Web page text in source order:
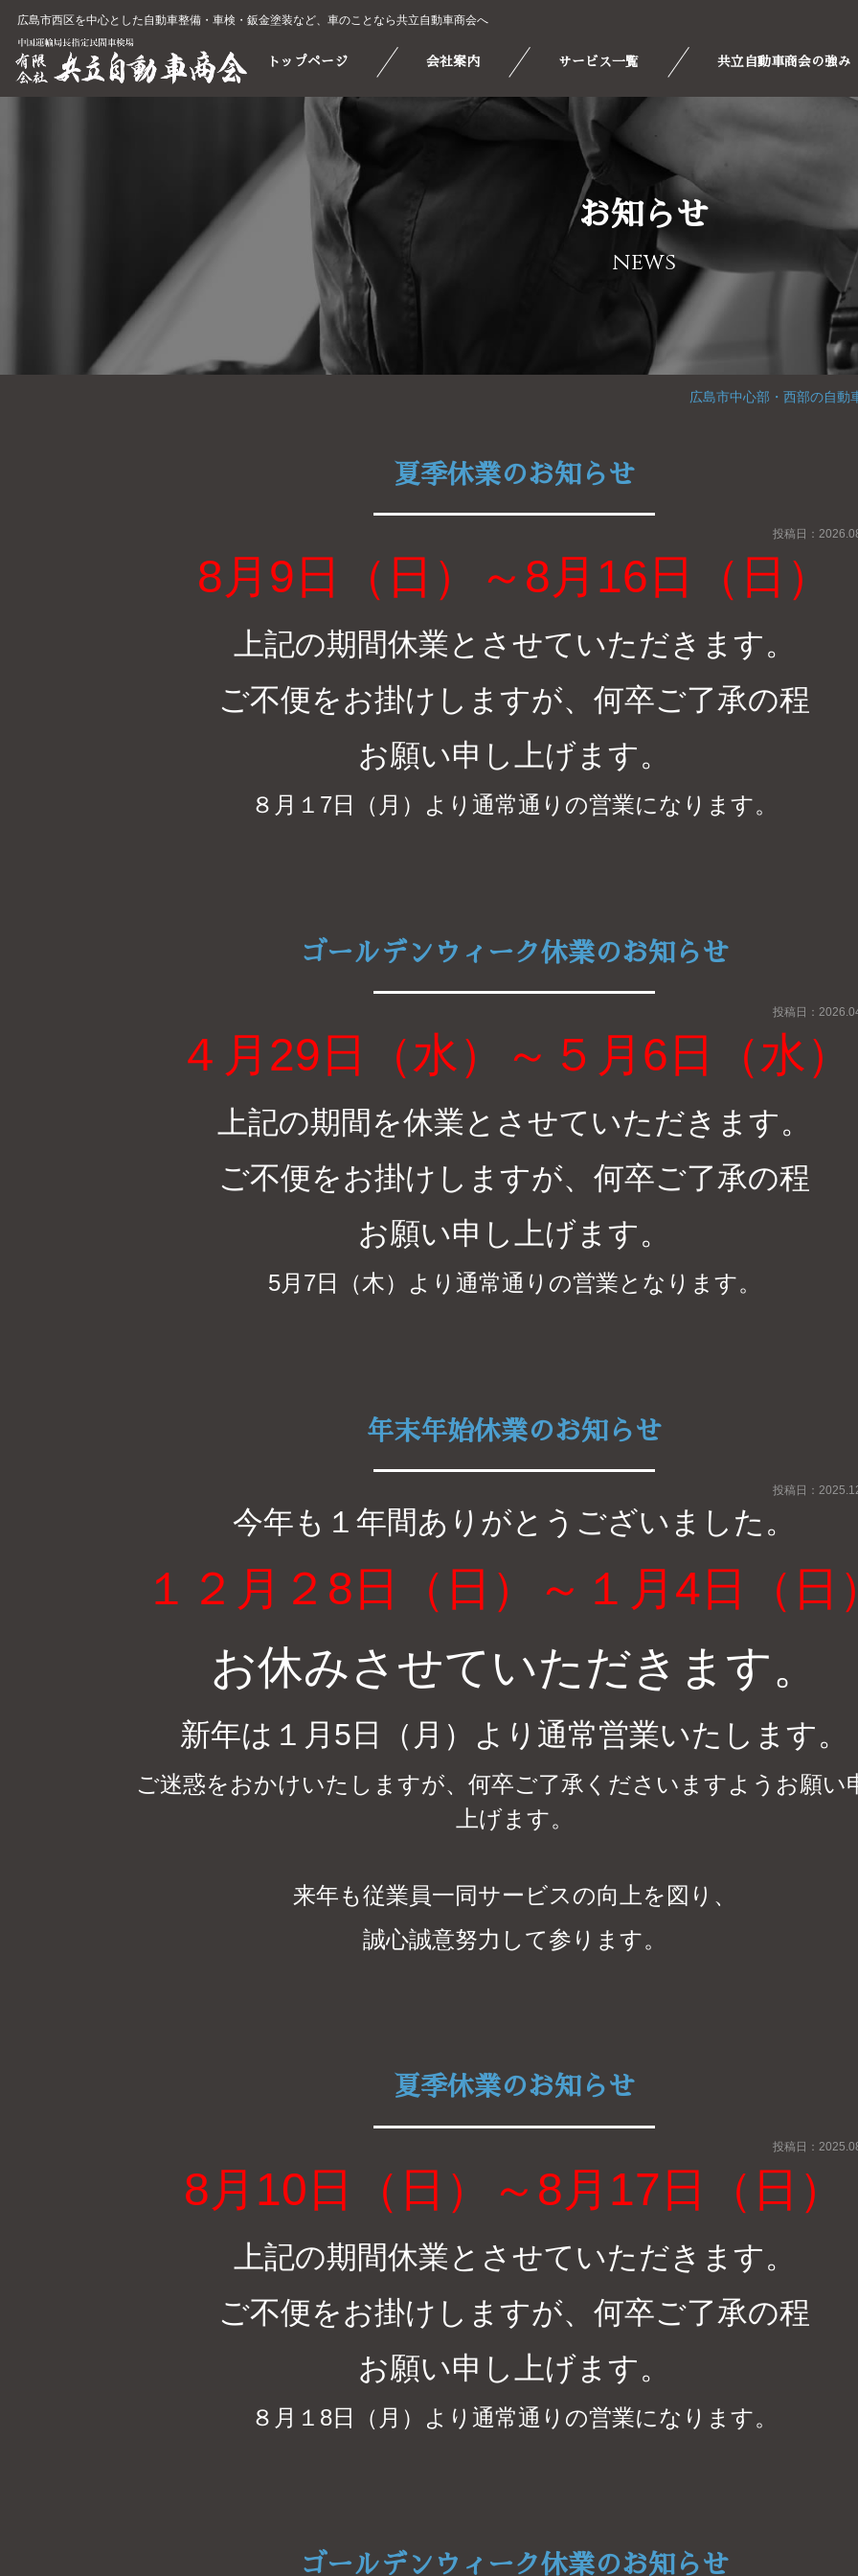
広島市西区を中心とした自動車整備・車検・鈑金塗装など、車のことなら共立自動車商会へ
トップページ 会社案内 サービス一覧 共立自動車商会の強み
お知らせ
news
広島市中心部・西部の自動
夏季休業のお知らせ
投稿日：
8月9日（日）～8月16日（日）
上記の期間休業とさせていただきます。
ご不便をお掛けしますが、何卒ご了承の程
お願い申し上げます。
８月１7日（月）より通常通りの営業になります。
ゴールデンウィーク休業のお知らせ
投稿日：
４月29日（水）～５月6日（水）
上記の期間を休業とさせていただきます。
ご不便をお掛けしますが、何卒ご了承の程
お願い申し上げます。
5月7日（木）より通常通りの営業となります。
年末年始休業のお知らせ
投稿日：
今年も１年間ありがとうございました。
１２月２8日（日）～１月4日（日
お休みさせていただきます。
新年は１月5日（月）より通常営業いたします。
ご迷惑をおかけいたしますが、何卒ご了承くださいますよう お願い
上げます。
来年も従業員一同サービスの向上を図り、
誠心誠意努力して参ります。
夏季休業のお知らせ
投稿日：
8月10日（日）～8月17日（日）
上記の期間休業とさせていただきます。
ご不便をお掛けしますが、何卒ご了承の程
お願い申し上げます。
８月１8日（月）より通常通りの営業になります。
ゴールデンウィーク休業のお知らせ